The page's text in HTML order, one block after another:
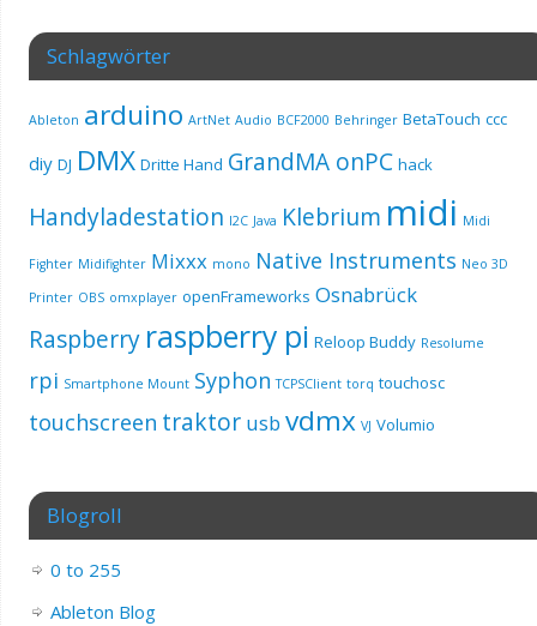
Schlagwörter
Ableton arduino ArtNet Audio BCF2000 Behringer BetaTouch ccc
diy DJ DMX Dritte Hand GrandMA onPC hack
Handyladestation I2C Java Klebrium midi Midi
Fighter Midifighter Mixxx mono Native Instruments Neo 3D
Printer OBS omxplayer openFrameworks Osnabrück
Raspberry raspberry pi Reloop Buddy Resolume
rpi Smartphone Mount Syphon TCPSClient torq touchosc
touchscreen traktor usb vdmx VJ Volumio
Blogroll
0 to 255
Ableton Blog